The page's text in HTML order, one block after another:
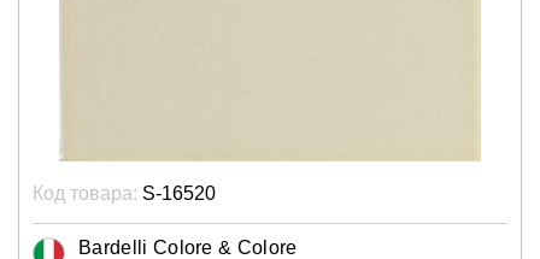
Код товара: S-16520
Bardelli Colore & Colore